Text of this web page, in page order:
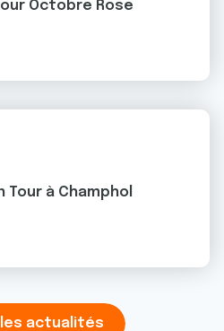
pour Octobre Rose
à Champhol
actualités